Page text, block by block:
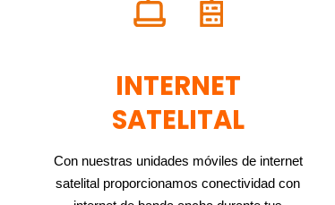
INTERNET
SATELITAL
Con nuestras unidades móviles de internet
satelital proporcionamos conectividad con